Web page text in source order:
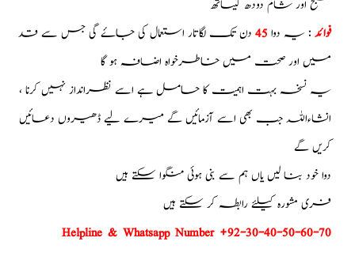
صبح اور شام دودھ کیساتھ
فوائد : یہ دوا45 دن تک لگاتار استعمال کی جاۓ گی جس سے قد
میں اور صحت میں خاطرخواہ اضافہ ہو گا
یہ نسخہ بہت اہمیت کا حامل ہے اسے نظرانداز نہیں کرنا ،
انشاءاللہ جب بھی اسے آزمائيں گے میرے لیے ڈھیروں دعائيں
کریں گے
دوا خود بنا لیں یاں ہم سے بنی ہوئی منگوا سکتے ہیں
فری مشورہ کیلئے رابطہ کر سکتے ہیں
Helpline & Whatsapp Number +92-30-40-50-60-70